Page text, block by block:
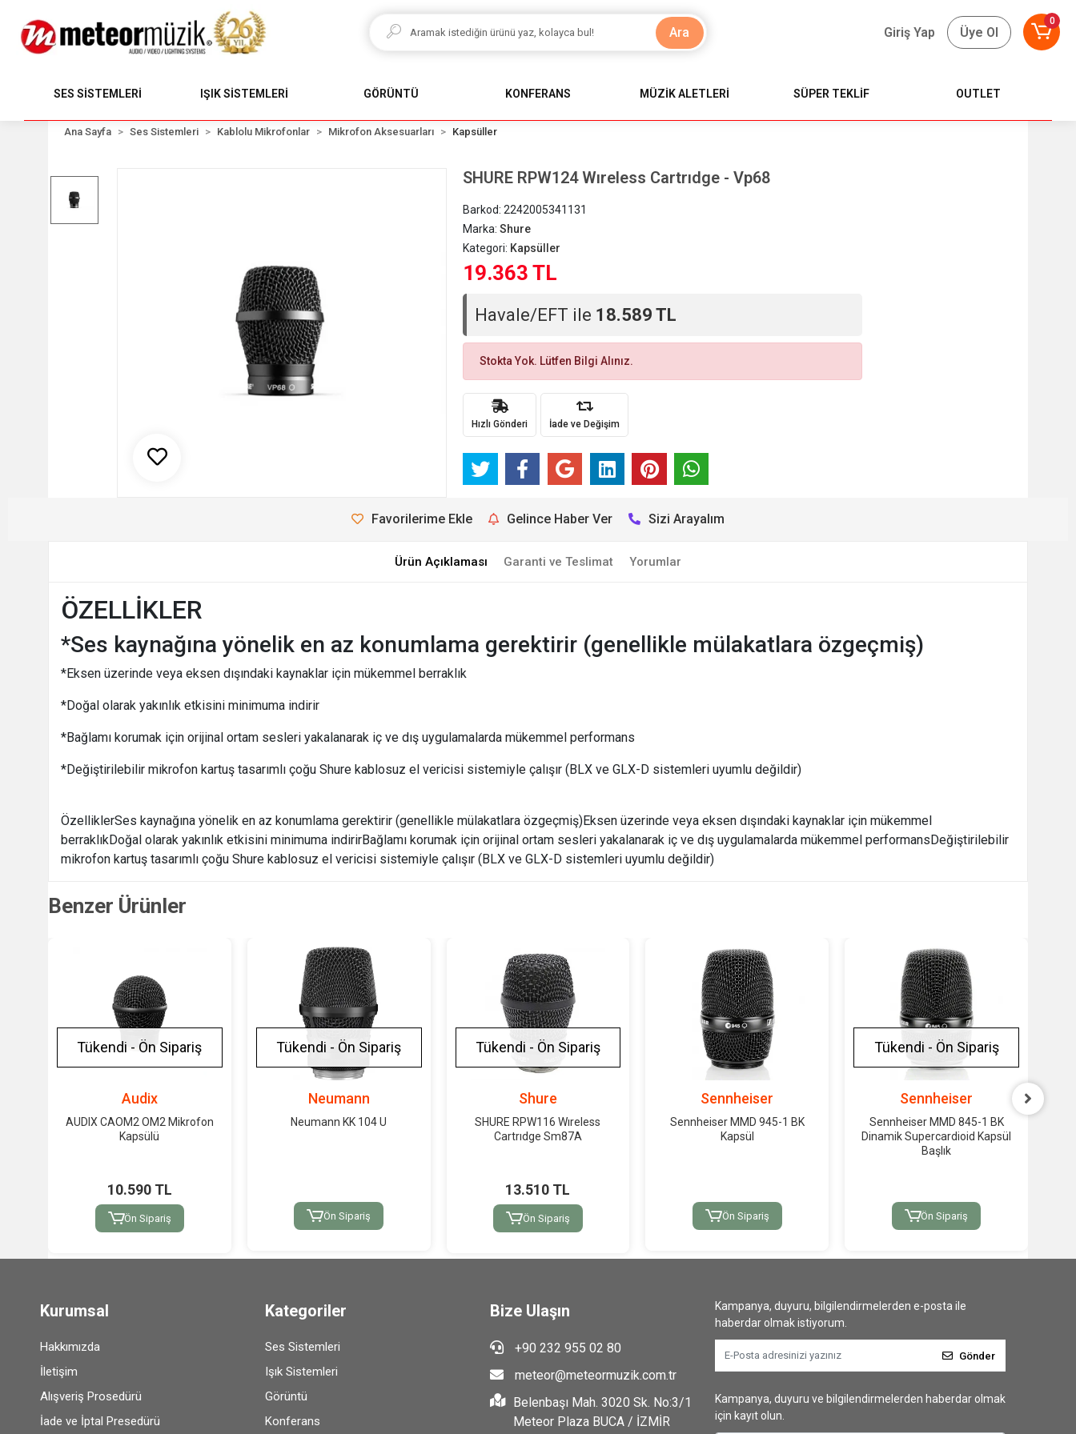
Ara Giriş Yap Üye Ol
0
SES SİSTEMLERİ IŞIK SİSTEMLERİ GÖRÜNTÜ KONFERANS MÜZİK ALETLERİ SÜPER TEKLİF OUTLET
Ana Sayfa Ses Sistemleri Kablolu Mikrofonlar Mikrofon Aksesuarları Kapsüller
SHURE RPW124 Wıreless Cartrıdge - Vp68
Barkod:2242005341131
Marka:Shure
Kategori: Kapsüller
19.363 TL
Havale/EFT ile 18.589 TL
Stokta Yok. Lütfen Bilgi Alınız.
Hızlı Gönderi İade ve Değişim
Favorilerime Ekle Gelince Haber Ver Sizi Arayalım
Ürün Açıklaması Garanti ve Teslimat Yorumlar
ÖZELLİKLER
*Ses kaynağına yönelik en az konumlama gerektirir (genellikle mülakatlara özgeçmiş)
*Eksen üzerinde veya eksen dışındaki kaynaklar için mükemmel berraklık
*Doğal olarak yakınlık etkisini minimuma indirir
*Bağlamı korumak için orijinal ortam sesleri yakalanarak iç ve dış uygulamalarda mükemmel performans
*Değiştirilebilir mikrofon kartuş tasarımlı çoğu Shure kablosuz el vericisi sistemiyle çalışır (BLX ve GLX-D sistemleri uyumlu değildir)
ÖzelliklerSes kaynağına yönelik en az konumlama gerektirir (genellikle mülakatlara özgeçmiş)Eksen üzerinde veya eksen dışındaki kaynaklar için mükemmel
berraklıkDoğal olarak yakınlık etkisini minimuma indirirBağlamı korumak için orijinal ortam sesleri yakalanarak iç ve dış uygulamalarda mükemmel performansDeğiştirilebilir
mikrofon kartuş tasarımlı çoğu Shure kablosuz el vericisi sistemiyle çalışır (BLX ve GLX-D sistemleri uyumlu değildir)
Benzer Ürünler
Tükendi - Ön Sipariş
Audix
AUDIX CAOM2 OM2 Mikrofon
Kapsülü
10.590 TL
Ön Sipariş
Tükendi - Ön Sipariş
Neumann
Neumann KK 104 U
Ön Sipariş
Tükendi - Ön Sipariş
Shure
SHURE RPW116 Wıreless
Cartrıdge Sm87A
13.510 TL
Ön Sipariş
Sennheiser
Sennheiser MMD 945-1 BK
Kapsül
Ön Sipariş
Tükendi - Ön Sipariş
Sennheiser
Sennheiser MMD 845-1 BK
Dinamik Supercardioid Kapsül
Başlık
Ön Sipariş
Kurumsal
Hakkımızda
İletişim
Alışveriş Prosedürü
İade ve İptal Presedürü
Kategoriler
Ses Sistemleri
Işık Sistemleri
Görüntü
Konferans
Bize Ulaşın
+90 232 955 02 80
meteor@meteormuzik.com.tr
Belenbaşı Mah. 3020 Sk. No:3/1
Meteor Plaza BUCA / İZMİR
Kampanya, duyuru, bilgilendirmelerden e-posta ile
haberdar olmak istiyorum.
Gönder
Kampanya, duyuru ve bilgilendirmelerden haberdar olmak
için kayıt olun.